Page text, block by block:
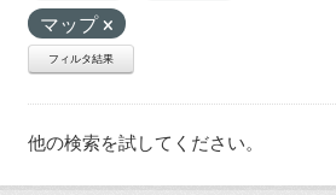
マップ
フィルタ結果
他の検索を試してください。